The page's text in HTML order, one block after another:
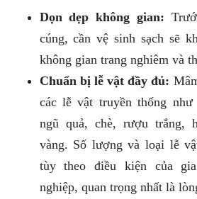
Dọn dẹp không gian:
cúng, cần vệ sinh sạch sẽ
không gian trang nghiêm và
Chuẩn bị lễ vật đầy đủ:
các lễ vật truyền thống
ngũ quả, chè, rượu trắng,
vàng. Số lượng và loại lễ
tùy theo điều kiện của
nghiệp, quan trọng nhất là